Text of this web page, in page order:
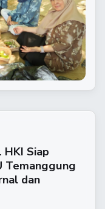
HKI Siap
Temanggung
dan